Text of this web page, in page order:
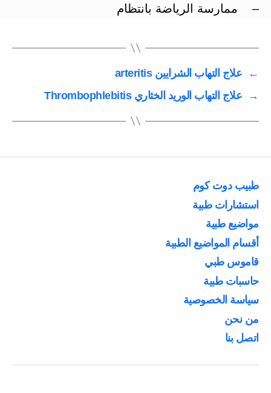
– ممارسة الرياضة بانتظام
←
علاج التهاب الشرايين arteritis
→
علاج التهاب الوريد الخثاري Thrombophlebitis
طبيب دوت كوم
استشارات طبية
مواضيع طبية
أقسام المواضيع الطبية
قاموس طبي
حاسبات طبية
سياسة الخصوصية
من نحن
اتصل بنا